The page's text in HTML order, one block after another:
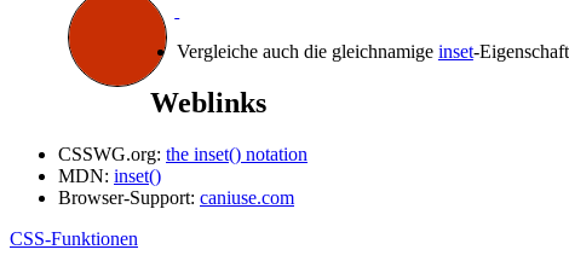
Vergleiche auch die gleichnamige inset-Eigenschaft
Weblinks
CSSWG.org: the inset() notation
MDN: inset()
Browser-Support: caniuse.com
CSS-Funktionen